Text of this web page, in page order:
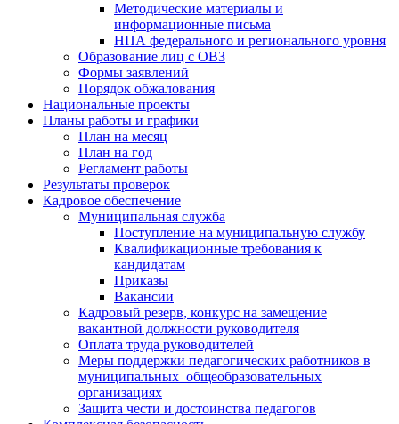
Методические материалы и
информационные письма
НПА федерального и регионального уровня
Образование лиц с ОВЗ
Формы заявлений
Порядок обжалования
Национальные проекты
Планы работы и графики
План на месяц
План на год
Регламент работы
Результаты проверок
Кадровое обеспечение
Муниципальная служба
Поступление на муниципальную службу
Квалификационные требования к
кандидатам
Приказы
Вакансии
Кадровый резерв, конкурс на замещение
вакантной должности руководителя
Оплата труда руководителей
Меры поддержки педагогических работников в
муниципальных общеобразовательных
организациях
Защита чести и достоинства педагогов